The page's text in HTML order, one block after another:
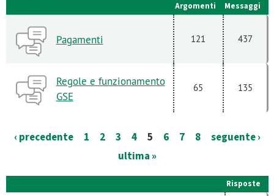
Argomenti Messaggi
Pagamenti 121 437
Regole e funzionamento
GSE
65 135
‹ precedente 1 2 3 4 5 6 7 8
seguente ›
ultima »
Risposte